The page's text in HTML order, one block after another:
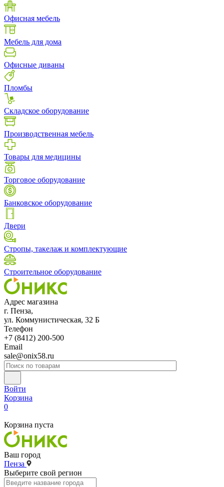
Офисная мебель
Мебель для дома
Офисные диваны
Пломбы
Складское оборудование
Производственная мебель
Товары для медицины
Торговое оборудование
Банковское оборудование
Двери
Стропы, такелаж и комплектующие
Строительное оборудование
Адрес магазина
г. Пенза,
ул. Коммунистическая, 32 Б
Телефон
+7 (8412) 200-500
Email
sale@onix58.ru
Войти
Корзина
0
Корзина пуста
Ваш город
Пенза
Выберите свой регион